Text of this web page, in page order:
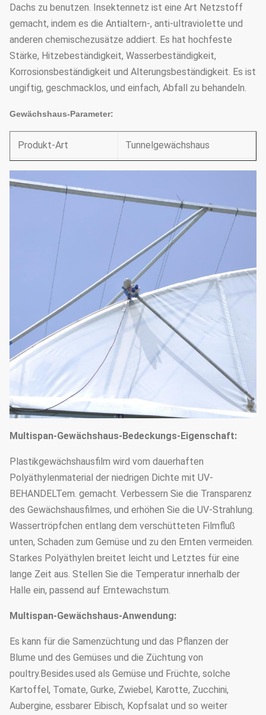
Dachs zu benutzen. Insektennetz ist eine Art Netzstoff
gemacht, indem es die Antialtern-, anti-ultraviolette und
anderen chemischezusätze addiert. Es hat hochfeste
Stärke, Hitzebeständigkeit, Wasserbeständigkeit,
Korrosionsbeständigkeit und Alterungsbeständigkeit. Es ist
ungiftig, geschmacklos, und einfach, Abfall zu behandeln.
Gewächshaus-Parameter:
Produkt-Art Tunnelgewächshaus
Breite 7m-10m (13,12' - 32,8')
Spalten-Raum
1m/1.5m/2m
(3,28'/4,92'/6,26')
Wand-Höhe 1.5m-2.5m (4,92' - 8,2')
Dach-Höhe 3M-4.5m (8,2' - 13,12')
Abdeckung Kriegs
Mikroplastikfilm 150 oder
200
Natürliche
Bewetterung
Motorantriebs- oder
manuelle rollende
Entlüftungen auf zwei Seiten
Optionale Systeme
Kühlsystem Pat&fan;
Heizsystem; Schattieren des
Berieselungssystem;
Nebelsystem;
Beleuchtungssystem;
Wasserkultursystem;
Anlagen, die System klettern;
Unkrautmatte; Blumentopf;
Samenbehälter etc.
Multispan-Gewächshaus-Bedeckungs-Eigenschaft:
Plastikgewächshausfilm wird vom dauerhaften
Polyäthylenmaterial der niedrigen Dichte mit UV-
BEHANDELTem. gemacht. Verbessern Sie die Transparenz
des Gewächshausfilmes, und erhöhen Sie die UV-Strahlung.
Wassertröpfchen entlang dem verschütteten Filmfluß
unten, Schaden zum Gemüse und zu den Ernten vermeiden.
Starkes Polyäthylen breitet leicht und Letztes für eine
lange Zeit aus. Stellen Sie die Temperatur innerhalb der
Halle ein, passend auf Erntewachstum.
Multispan-Gewächshaus-Anwendung:
Es kann für die Samenzüchtung und das Pflanzen der
Blume und des Gemüses und die Züchtung von
poultry.Besides.used als Gemüse und Früchte, solche
Kartoffel, Tomate, Gurke, Zwiebel, Karotte, Zucchini,
Aubergine, essbarer Eibisch, Kopfsalat und so weiter